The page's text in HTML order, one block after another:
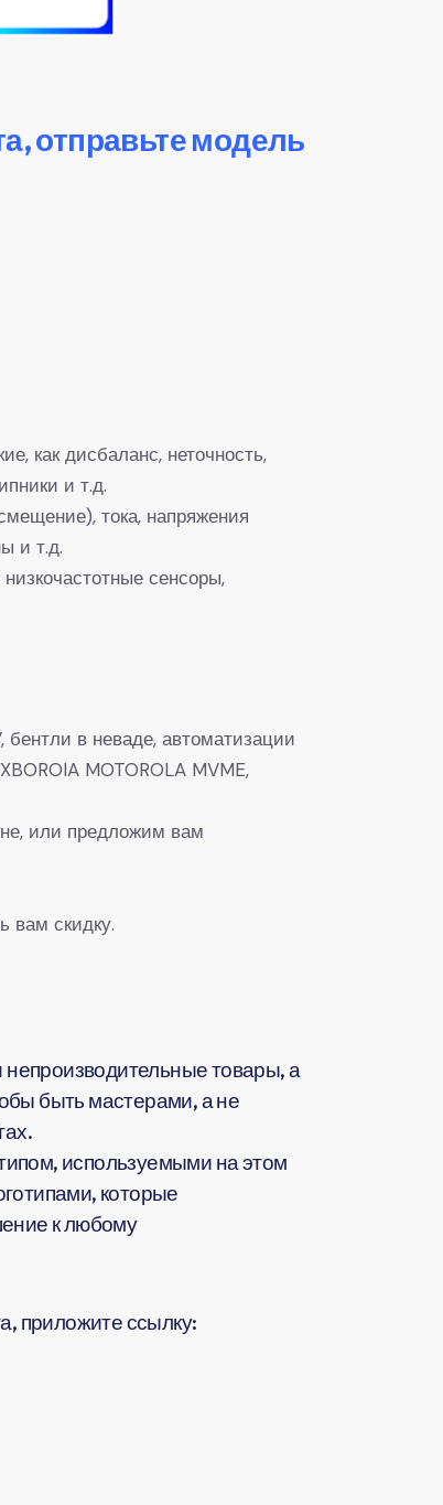
отправьте модель
как дисбаланс, неточность,
и т.д.
тока, напряжения
и т.д.
сенсоры,
в неваде, автоматизации
MOTOROLA MVME,
или предложим вам
вам скидку.
товары, а
быть мастерами, а не
используемыми на этом
которые
к любому
приложите ссылку: